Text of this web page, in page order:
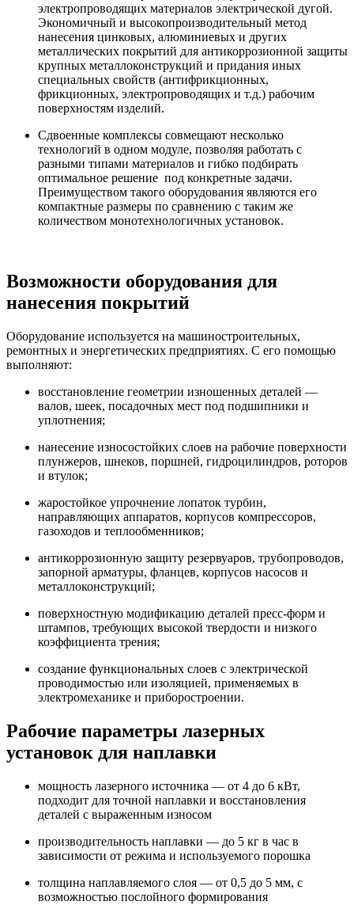
электропроводящих материалов электрической дугой.
Экономичный и высокопроизводительный метод
нанесения цинковых, алюминиевых и других
металлических покрытий для антикоррозионной защиты
крупных металлоконструкций и придания иных
специальных свойств (антифрикционных,
фрикционных, электропроводящих и т.д.) рабочим
поверхностям изделий.
Сдвоенные комплексы совмещают несколько
технологий в одном модуле, позволяя работать с
разными типами материалов и гибко подбирать
оптимальное решение под конкретные задачи.
Преимуществом такого оборудования являются его
компактные размеры по сравнению с таким же
количеством монотехнологичных установок.
Возможности оборудования для
нанесения покрытий
Оборудование используется на машиностроительных,
ремонтных и энергетических предприятиях. С его помощью
выполняют:
восстановление геометрии изношенных деталей —
валов, шеек, посадочных мест под подшипники и
уплотнения;
нанесение износостойких слоев на рабочие поверхности
плунжеров, шнеков, поршней, гидроцилиндров, роторов
и втулок;
жаростойкое упрочнение лопаток турбин,
направляющих аппаратов, корпусов компрессоров,
газоходов и теплообменников;
антикоррозионную защиту резервуаров, трубопроводов,
запорной арматуры, фланцев, корпусов насосов и
металлоконструкций;
поверхностную модификацию деталей пресс-форм и
штампов, требующих высокой твердости и низкого
коэффициента трения;
создание функциональных слоев с электрической
проводимостью или изоляцией, применяемых в
электромеханике и приборостроении.
Рабочие параметры лазерных
установок для наплавки
мощность лазерного источника — от 4 до 6 кВт,
подходит для точной наплавки и восстановления
деталей с выраженным износом
производительность наплавки — до 5 кг в час в
зависимости от режима и используемого порошка
толщина наплавляемого слоя — от 0,5 до 5 мм, с
возможностью послойного формирования